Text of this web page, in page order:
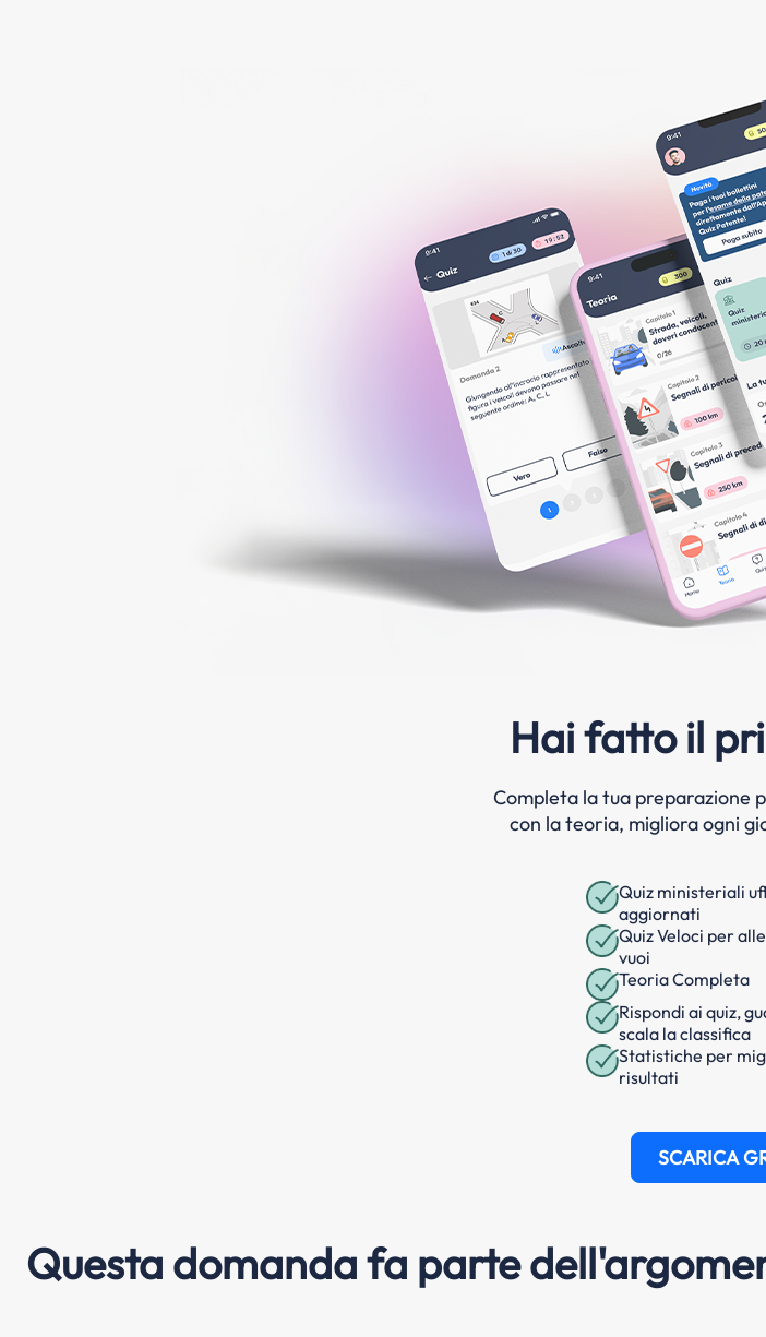
Hai fatto il
Completa la tua preparazione
con la teoria, migliora ogni
Quiz ministeriali
aggiornati
Quiz Veloci per
vuoi
Teoria Completa
Rispondi ai quiz,
scala la classifica
Statistiche per
risultati
SCARICA
Questa domanda fa parte